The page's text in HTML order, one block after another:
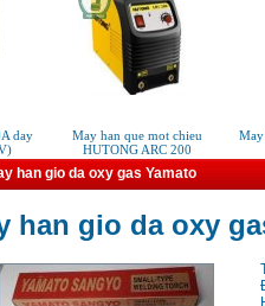
May han que mot chieu
HUTONG ARC 200
May
han gio da oxy gas Yamato
han gio da oxy